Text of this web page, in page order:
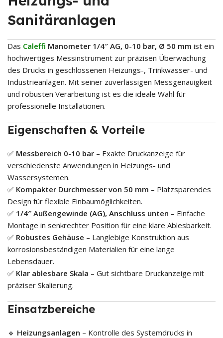
Sanitäranlagen
Das Caleffi Manometer 1/4″ AG, 0-10 bar, Ø 50 mm ist ein
hochwertiges Messinstrument zur präzisen Überwachung
des Drucks in geschlossenen Heizungs-, Trinkwasser- und
Industrieanlagen. Mit seiner zuverlässigen Messgenauigkeit
und robusten Verarbeitung ist es die ideale Wahl für
professionelle Installationen.
Eigenschaften & Vorteile
✅ Messbereich 0-10 bar – Exakte Druckanzeige für
verschiedenste Anwendungen in Heizungs- und
Wassersystemen.
✅ Kompakter Durchmesser von 50 mm – Platzsparendes
Design für flexible Einbaumöglichkeiten.
✅ 1/4″ Außengewinde (AG), Anschluss unten – Einfache
Montage in senkrechter Position für eine klare Ablesbarkeit.
✅ Robustes Gehäuse – Langlebige Konstruktion aus
korrosionsbeständigen Materialien für eine lange
Lebensdauer.
✅ Klar ablesbare Skala – Gut sichtbare Druckanzeige mit
präziser Skalierung.
Einsatzbereiche
🔹 Heizungsanlagen – Kontrolle des Systemdrucks in